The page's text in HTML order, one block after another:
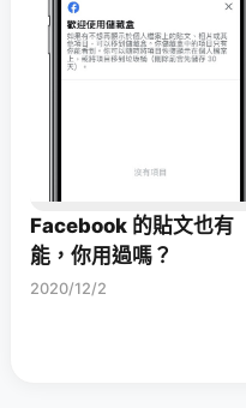
Facebook 的貼文也有
能，你用過嗎？
2020/12/2